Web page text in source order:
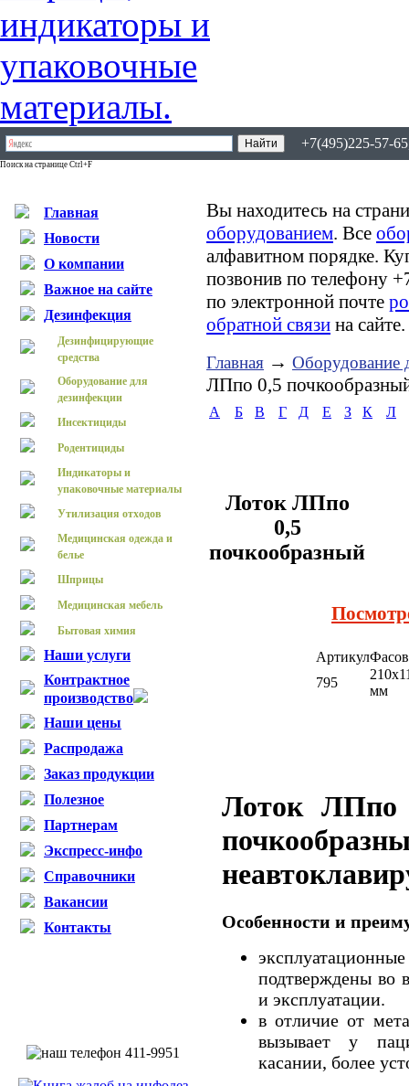
+7(495)225-57-
Поиск на странице Ctrl+F
Главная
Новости
О компании
Важное на сайте
Дезинфекция
Дезинфицирующие
средства
Оборудование для
дезинфекции
Инсектициды
Родентициды
Индикаторы и
упаковочные материалы
Утилизация отходов
Медицинская одежда и
белье
Шприцы
Медицинская мебель
Бытовая химия
Наши услуги
Контрактное
производство
Наши цены
Распродажа
Заказ продукции
Полезное
Партнерам
Экспресс-инфо
Справочники
Вакансии
Контакты
Вы находитесь на
оборудованием. Все
алфавитном порядке.
позвонив по телефону
по электронной почте
обратной связи на сайте.
Главная → Оборудование
ЛПпо 0,5
А Б В Г Д Е З К Л
Лоток ЛПпо
0,5
почкообразный
Артикул
795
мм
Лоток
Особенности и
подтверждены во
и эксплуатации.
в отличие от
вызывает у
касании, более